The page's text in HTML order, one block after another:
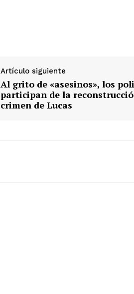
Artículo siguiente
Al grito de «asesinos», los
participan de la
crimen de Lucas